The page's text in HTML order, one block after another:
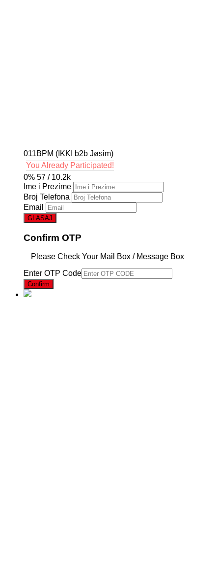
011BPM (IKKI b2b Jøsim)
You Already Participated!
0% 57 / 10.2k
Ime i Prezime
Broj Telefona
Email
Confirm OTP
Please Check Your Mail Box / Message Box
Enter OTP Code